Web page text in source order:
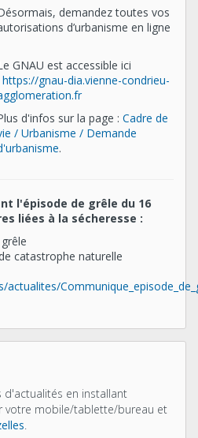
demandez toutes vos
d’urbanisme en ligne
GNAU est accessible ici
https://gnau-dia.vienne-condrieu-
d'infos sur la page : Cadre de
/ Urbanisme / Demande
.
l'épisode de grêle du 16
liées à la sécheresse :
catastrophe naturelle
d'actualités en installant
votre mobile/tablette/bureau et
.